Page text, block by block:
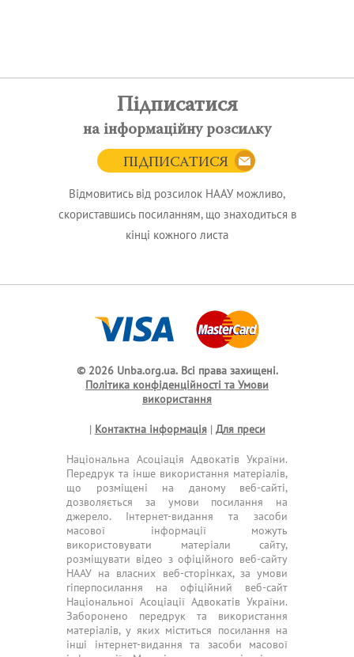
Підписатися
на інформаційну розсилку
ПІДПИСАТИСЯ
Відмовитись від розсилок НААУ можливо,
скориставшись посиланням, що знаходиться в
кінці кожного листа
© 2026 Unba.org.ua. Всі права захищені.
Політика конфіденційності та Умови
використання
| Контактна інформація| Для преси
Національна Асоціація Адвокатів України.
Передрук та інше використання матеріалів,
що розміщені на даному веб-сайті,
дозволяється за умови посилання на
джерело. Інтернет-видання та засоби
масової інформації можуть
використовувати матеріали сайту,
розміщувати відео з офіційного веб-сайту
НААУ на власних веб-сторінках, за умови
гіперпосилання на офіційний веб-сайт
Національної Асоціації Адвокатів України.
Заборонено передрук та використання
матеріалів, у яких міститься посилання на
інші інтернет-видання та засоби масової